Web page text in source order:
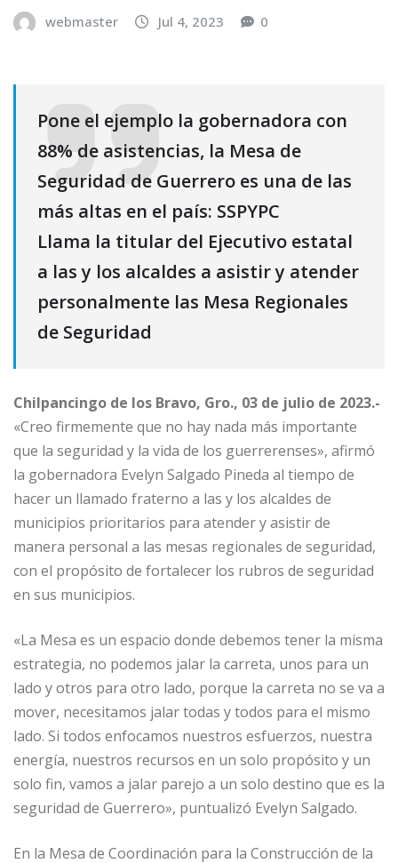
webmaster Jul 4, 2023 0
Pone el ejemplo la gobernadora con
88% de asistencias, la Mesa de
Seguridad de Guerrero es una de las
más altas en el país: SSPYPC
Llama la titular del Ejecutivo estatal
a las y los alcaldes a asistir y atender
personalmente las Mesa Regionales
de Seguridad
Chilpancingo de los Bravo, Gro., 03 de julio de 2023.-
«Creo firmemente que no hay nada más importante
que la seguridad y la vida de los guerrerenses», afirmó
la gobernadora Evelyn Salgado Pineda al tiempo de
hacer un llamado fraterno a las y los alcaldes de
municipios prioritarios para atender y asistir de
manera personal a las mesas regionales de seguridad,
con el propósito de fortalecer los rubros de seguridad
en sus municipios.
«La Mesa es un espacio donde debemos tener la misma
estrategia, no podemos jalar la carreta, unos para un
lado y otros para otro lado, porque la carreta no se va a
mover, necesitamos jalar todas y todos para el mismo
lado. Si todos enfocamos nuestros esfuerzos, nuestra
energía, nuestros recursos en un solo propósito y un
solo fin, vamos a jalar parejo a un solo destino que es la
seguridad de Guerrero», puntualizó Evelyn Salgado.
En la Mesa de Coordinación para la Construcción de la